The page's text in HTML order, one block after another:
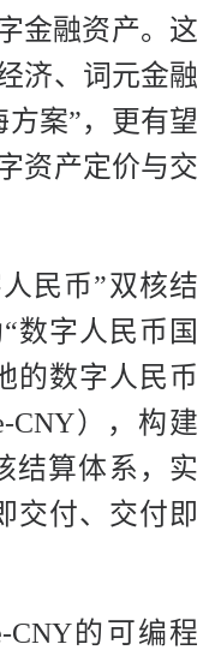
金融资产。这
济、词元金融
案”，更有望
资产定价与交
民币”双核结
数字人民币国
的数字人民币
CNY），构建
结算体系，实
交付、交付即
CNY的可编程